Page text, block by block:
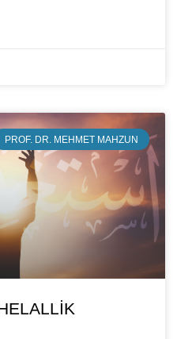
PROF. DR. MEHMET MAHZUN